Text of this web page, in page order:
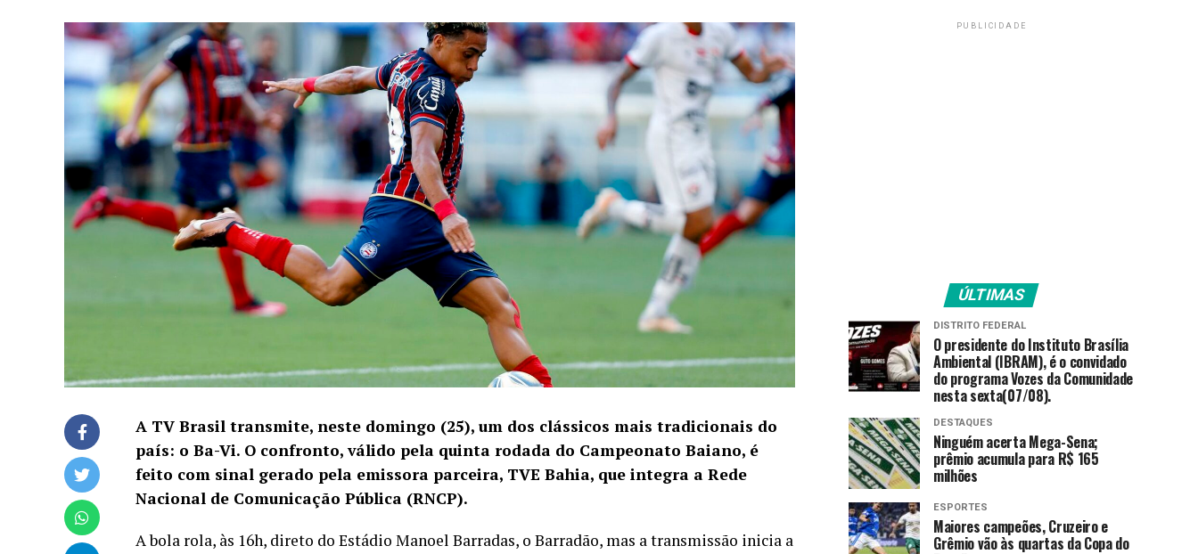
A TV Brasil transmite, neste domingo (25), um dos clássicos mais tradicionais do
país: o Ba-Vi. O confronto, válido pela quinta rodada do Campeonato Baiano, é
feito com sinal gerado pela emissora parceira, TVE Bahia, que integra a Rede
Nacional de Comunicação Pública (RNCP).
A bola rola, às 16h, direto do Estádio Manoel Barradas, o Barradão, mas a transmissão inicia a
PUBLICIDADE
ÚLTIMAS
DISTRITO FEDERAL
O presidente do Instituto Brasília
Ambiental (IBRAM), é o convidado
do programa Vozes da Comunidade
nesta sexta(07/08).
DESTAQUES
Ninguém acerta Mega-Sena;
prêmio acumula para R$ 165
milhões
ESPORTES
Maiores campeões, Cruzeiro e
Grêmio vão às quartas da Copa do